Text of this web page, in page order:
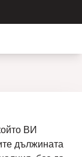
ВИ
дължината